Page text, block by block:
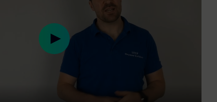
Play